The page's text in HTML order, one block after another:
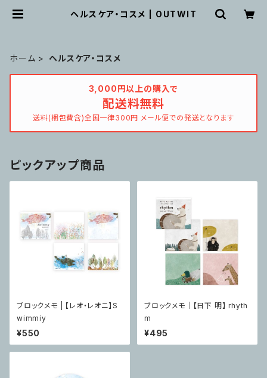
ヘルスケア・コスメ | OUTWIT
ホーム ヘルスケア・コスメ
3,000円以上の購入で
配送料無料
送料(梱包費含)全国一律300円 メール便での発送となります
ピックアップ商品
ブロックメモ | 【レオ・レオニ】S
wimmiy
¥550
ブロックメモ｜【日下 明】 rhyth
m
¥495